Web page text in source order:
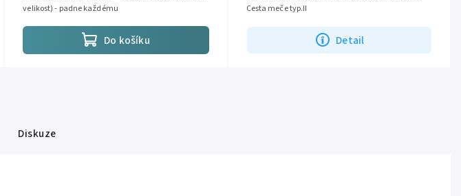
Do košíku
velikost) - padne každému
Detail
Cesta meče typ.II
Diskuze